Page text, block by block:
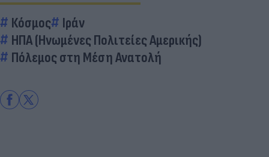
Κόσμος
Ιράν
ΗΠΑ (Ηνωμένες Πολιτείες Αμερικής)
Πόλεμος στη Μέση Ανατολή